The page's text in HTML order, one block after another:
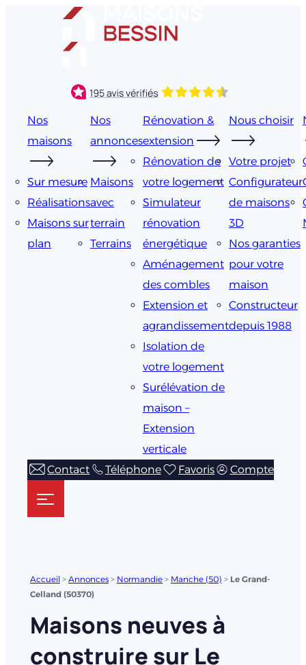
Nos
maisons
Sur mesure
Réalisations
Maisons sur
plan
Nos
annonces
Maisons
avec
terrain
Terrains
Rénovation &
extension
Rénovation de
votre logement
Simulateur
rénovation
énergétique
Aménagement
des combles
Extension et
agrandissement
Isolation de
votre logement
Surélévation de
maison –
Extension
verticale
Nous choisir
Votre projet
Configurateur
de maisons
3D
Nos garanties
pour votre
maison
Constructeur
depuis 1988
Contact Téléphone Favoris Compte
Accueil > Annonces > Normandie > Manche (50) > Le Grand-
Celland (50370)
Maisons neuves à
construire sur Le